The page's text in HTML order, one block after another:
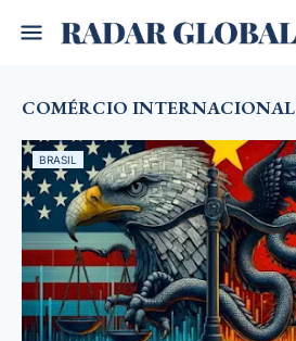
COMÉRCIO INTERNACIONAL
BRASIL